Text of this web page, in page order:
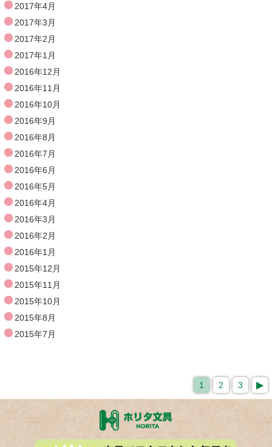
2017年4月
2017年3月
2017年2月
2017年1月
2016年12月
2016年11月
2016年10月
2016年9月
2016年8月
2016年7月
2016年6月
2016年5月
2016年4月
2016年3月
2016年2月
2016年1月
2015年12月
2015年11月
2015年10月
2015年8月
2015年7月
1 2 3